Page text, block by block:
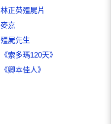
林正英殭屍片
麥嘉
殭屍先生
《索多瑪120天》
《卿本佳人》